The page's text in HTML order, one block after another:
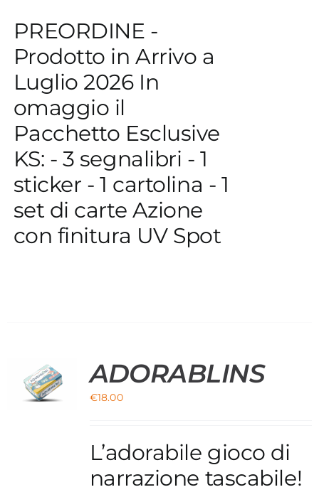
PREORDINE -
Prodotto in Arrivo a
Luglio 2026 In
omaggio il
Pacchetto Esclusive
KS: - 3 segnalibri - 1
sticker - 1 cartolina - 1
set di carte Azione
con finitura UV Spot
ADORABLINS
€18.00
L’adorabile gioco di
narrazione tascabile!